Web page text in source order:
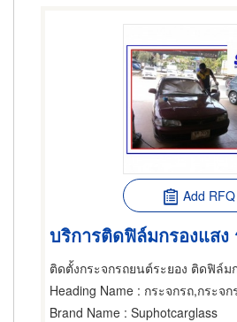
Add RFQ
บริการติดฟิล์มกรองแสง
Heading Name : กระจกรถ,กระจกรถ
Brand Name : Suphotcarglass